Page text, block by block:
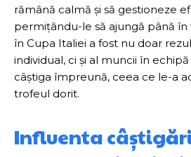
rămână calmă și să gestioneze
permițându-le să ajungă până în
în Cupa Italiei a fost nu doar
individual, ci și al muncii în
câștiga împreună, ceea ce le-a
trofeul dorit.
Influenta